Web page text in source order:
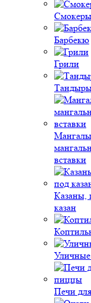
Смокеры
Барбекю
Грили
вставки
Казаны,
казан
Печи